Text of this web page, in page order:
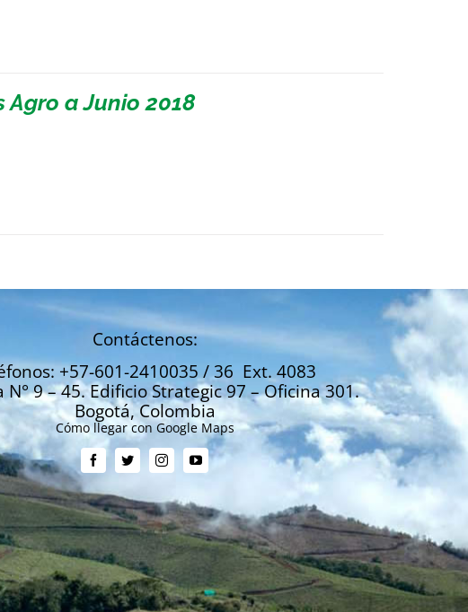
a Junio 2018
Contáctenos:
+57-601-2410035 / 36 Ext. 4083
N° 9 – 45. Edificio Strategic 97 – Oficina 301.
Bogotá, Colombia
Cómo llegar con Google Maps